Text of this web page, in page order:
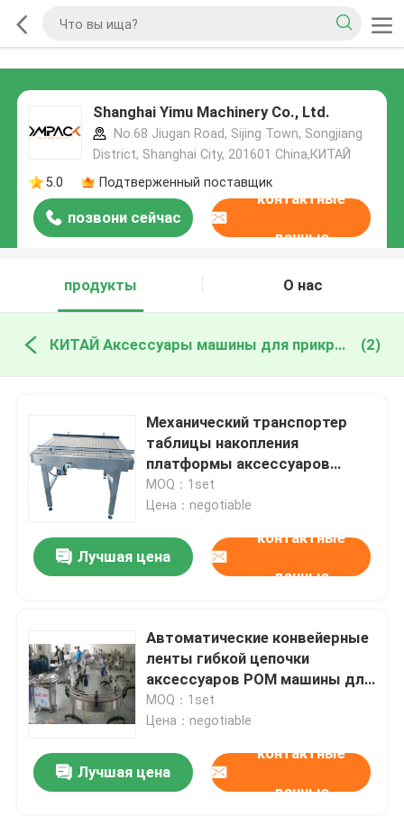
Shanghai Yimu Machinery Co., Ltd.
No.68 Jiugan Road, Sijing Town, Songjiang
District, Shanghai City, 201601 China,КИТАЙ
5.0
Подтверженный поставщик
позвони сейчас
контактные
данные
продукты О нас
КИТАЙ Аксессуары машины для прикрепления этикеток (2)
Механический транспортер
таблицы накопления
платформы аксессуаров
машины для прикрепления
этикеток SS304
MOQ：1set
Цена：negotiable
Лучшая цена
контактные
данные
Автоматические конвейерные
ленты гибкой цепочки
аксессуаров POM машины для
прикрепления этикеток
MOQ：1set
Цена：negotiable
Лучшая цена
контактные
данные